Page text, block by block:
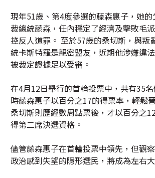
現年51歲、第4度參選的藤森惠子，她
裁總統藤森，任內穩定了經濟及擊敗毛
控反人道罪。 至於57歲的桑切斯，與叛
統卡斯特羅是親密盟友，近期他涉嫌違
被裁定證據足以受審。
在4月12日舉行的首輪投票中，共有35
時藤森惠子以百分之17的得票率，輕鬆
桑切斯則歷經數周點票後，才以百分之
得第二席決選資格。
儘管藤森惠子在首輪投票中領先，但觀
政治感到失望的隱形選民，將成為左右